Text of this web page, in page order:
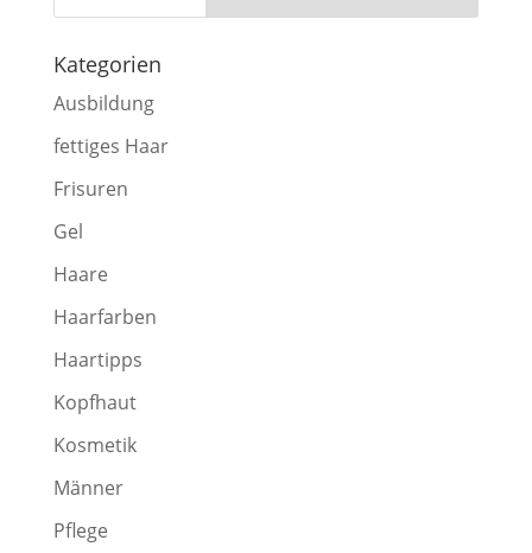
Kategorien
Ausbildung
fettiges Haar
Frisuren
Gel
Haare
Haarfarben
Haartipps
Kopfhaut
Kosmetik
Männer
Pflege